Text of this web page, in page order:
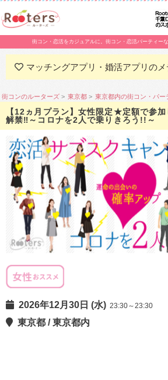
街コン・恋活をカジュアルに。街コン・恋活パーティ
マッチングアプリ・婚活アプリのメ
街コンのルーターズ 東京都 東京都内の街コン・パー
【12ヵ月プラン】女性限定★定額で参
解禁‼️～コロナを2人で乗りきろう!!～
2026年12月30日 (水) 23:30～23:30
東京都 / 東京都内